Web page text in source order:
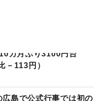
カ月ぶり3100円台
－113円）
島で公式行事では初の